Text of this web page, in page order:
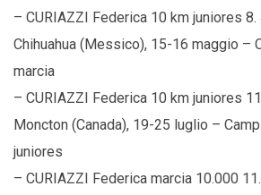
– CURIAZZI Federica 10 km juniores 8.
Chihuahua (Messico), 15-16 maggio –
marcia
– CURIAZZI Federica 10 km juniores
Moncton (Canada), 19-25 luglio –
juniores
– CURIAZZI Federica marcia 10.000